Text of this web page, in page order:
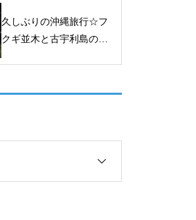
久しぶりの沖縄旅行☆フ
クギ並木と古宇利島の道
の駅で買ったもの☆第5